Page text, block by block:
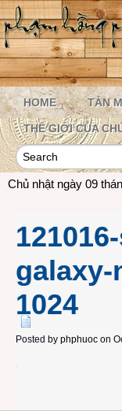
HOME TẢN
THẾ GIỚI CỦA
Chủ nhật ngày 09
galaxy-
1024
Posted by phphuoc on